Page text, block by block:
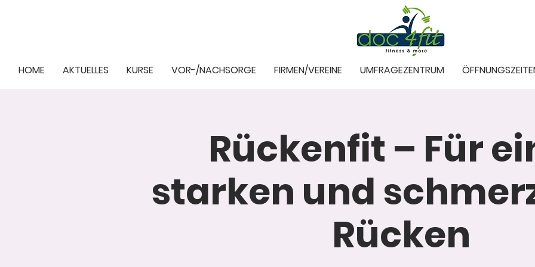
HOME AKTUELLES KURSE VOR-/NACHSORGE FIRMEN/VEREINE UMFRAGEZENTRUM
Rückenfit – Für
starken und
Rücken